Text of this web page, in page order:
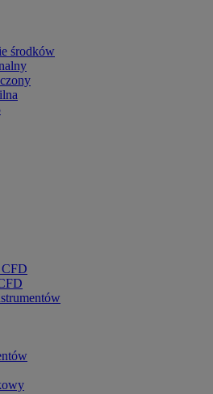
środków
CFD